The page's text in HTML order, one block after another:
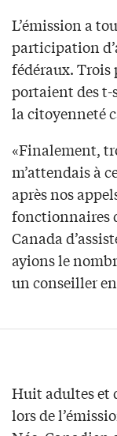
L’émission a
participation
fédéraux. Trois
portaient des t-
la citoyenneté
«Finalement,
m’attendais à
après nos
fonctionnaires
Canada
ayions le
un conseiller
Huit adultes et
lors de